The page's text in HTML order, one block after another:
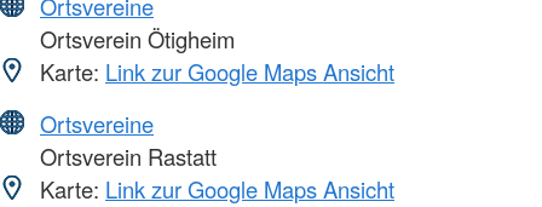
Ortsvereine
Ortsverein Ötigheim
Karte: Link zur Google Maps Ansicht
Ortsvereine
Ortsverein Rastatt
Karte: Link zur Google Maps Ansicht